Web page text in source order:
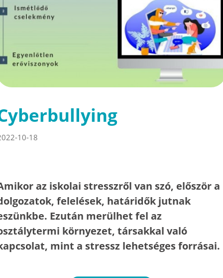
10-18
az iskolai stresszről van szó, először a
felelések, határidők jutnak
Ezután merülhet fel az
környezet, társakkal való
mint a stressz lehetséges forrásai.